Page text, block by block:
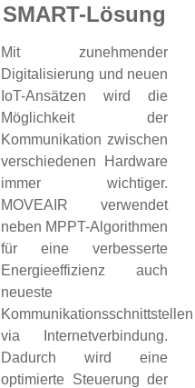
SMART-Lösung
Mit zunehmender
Digitalisierung und neuen
IoT-Ansätzen wird die
Möglichkeit der
Kommunikation zwischen
verschiedenen Hardware
immer wichtiger.
MOVEAIR verwendet
neben MPPT-Algorithmen
für eine verbesserte
Energieeffizienz auch
neueste
Kommunikationsschnittstellen
via Internetverbindung.
Dadurch wird eine
optimierte Steuerung der